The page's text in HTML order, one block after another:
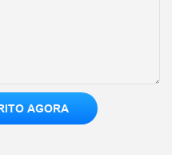
AGORA